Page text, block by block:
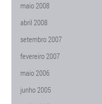
maio 2008
abril 2008
setembro 2007
fevereiro 2007
maio 2006
junho 2005